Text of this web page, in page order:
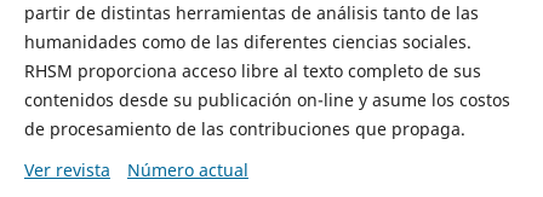
partir de distintas herramientas de análisis tanto de las
humanidades como de las diferentes ciencias sociales.
RHSM proporciona acceso libre al texto completo de sus
contenidos desde su publicación on-line y asume los costos
de procesamiento de las contribuciones que propaga.
Ver revista
Número actual